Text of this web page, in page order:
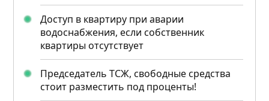
Доступ в квартиру при аварии
водоснабжения, если собственник
квартиры отсутствует
Председатель ТСЖ, свободные средства
стоит разместить под проценты!